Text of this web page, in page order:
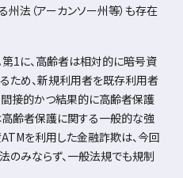
法（アーカンソー州等）も存在
第1 に、高齢者は相対的に暗号資
ため、新規利用者を既存利用者
間接的かつ結果的に高齢者保護
高齢者保護に関する一般的な強
ATMを利用した金融詐欺は、今回
のみならず、一般法規でも規制